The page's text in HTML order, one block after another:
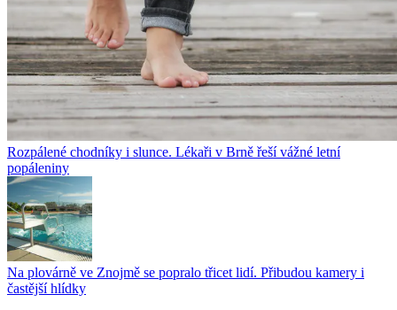
Rozpálené chodníky i slunce. Lékaři v Brně řeší vážné letní
popáleniny
Na plovárně ve Znojmě se popralo třicet lidí. Přibudou kamery i
častější hlídky